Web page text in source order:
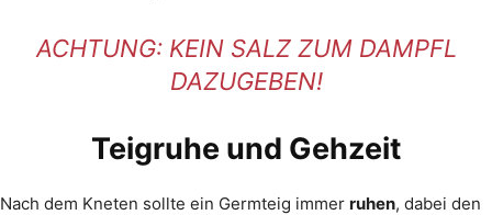
ACHTUNG: KEIN SALZ ZUM DAMPFL
DAZUGEBEN!
Teigruhe und Gehzeit
Nach dem Kneten sollte ein Germteig immer ruhen, dabei den